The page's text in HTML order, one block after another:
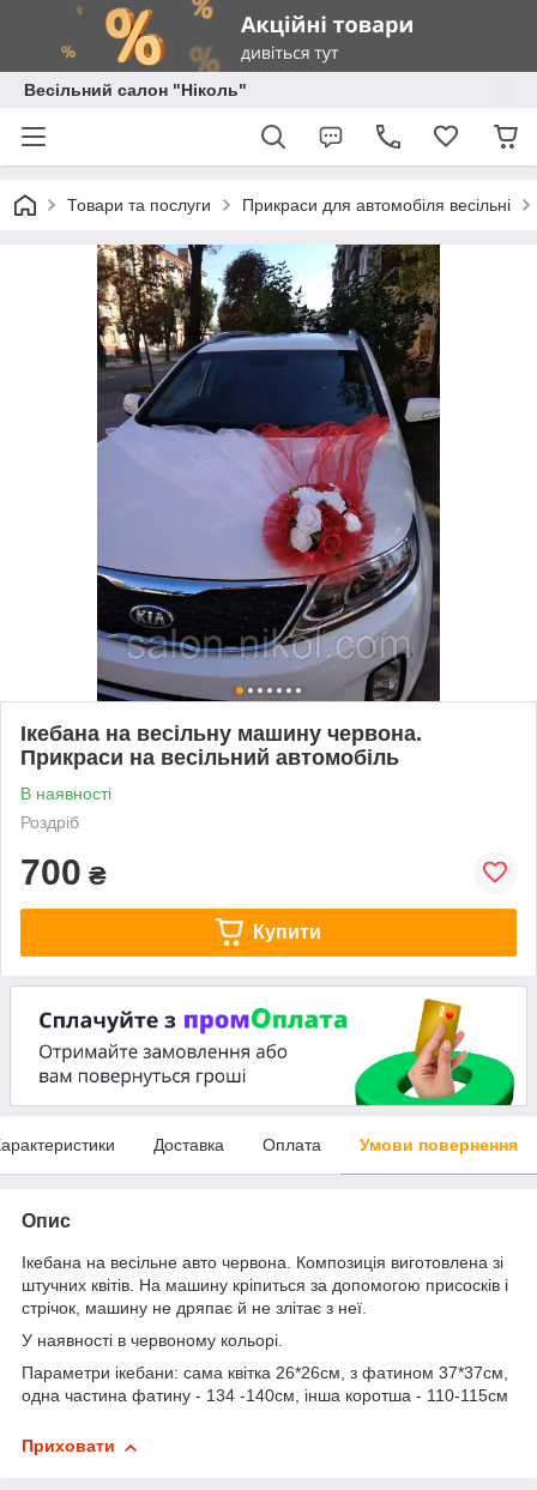
Весільний салон "Ніколь"
Товари та послуги Прикраси для автомобіля весільні
Ікебана на весільну машину червона.
Прикраси на весільний автомобіль
В наявності
Роздріб
700 ₴
Купити
Доставка Оплата Умови повернення
Опис
Ікебана на весільне авто червона. Композиція виготовлена зі
штучних квітів. На машину кріпиться за допомогою присосків і
стрічок, машину не дряпає й не злітає з неї.
У наявності в червоному кольорі.
Параметри ікебани: сама квітка 26*26см, з фатином 37*37см,
одна частина фатину - 134 -140см, інша коротша - 110-115см
Приховати